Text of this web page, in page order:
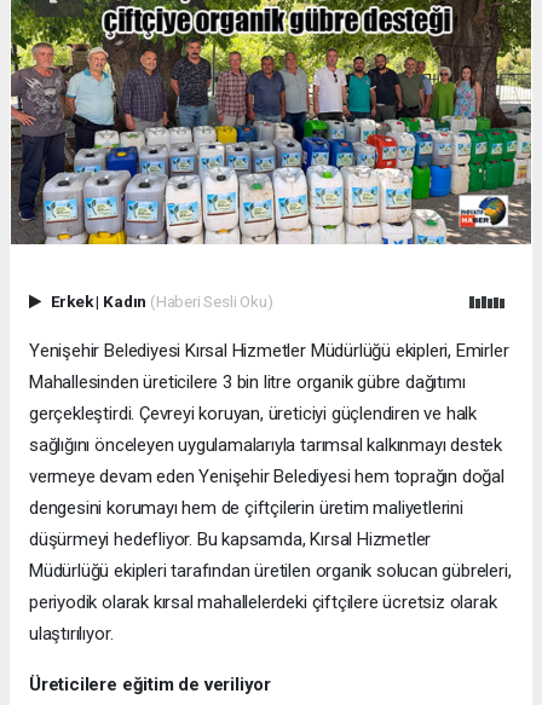
Erkek| Kadın (Haberi Sesli Oku)
Yenişehir Belediyesi Kırsal Hizmetler Müdürlüğü ekipleri, Emirler
Mahallesinden üreticilere 3 bin litre organik gübre dağıtımı
gerçekleştirdi. Çevreyi koruyan, üreticiyi güçlendiren ve halk
sağlığını önceleyen uygulamalarıyla tarımsal kalkınmayı destek
vermeye devam eden Yenişehir Belediyesi hem toprağın doğal
dengesini korumayı hem de çiftçilerin üretim maliyetlerini
düşürmeyi hedefliyor. Bu kapsamda, Kırsal Hizmetler
Müdürlüğü ekipleri tarafından üretilen organik solucan gübreleri,
periyodik olarak kırsal mahallelerdeki çiftçilere ücretsiz olarak
ulaştırılıyor.
Üreticilere eğitim de veriliyor